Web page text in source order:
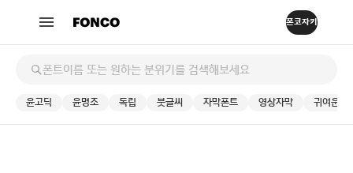
윤고딕 윤명조 독립 붓글씨 자막폰트 영상자막 귀여운